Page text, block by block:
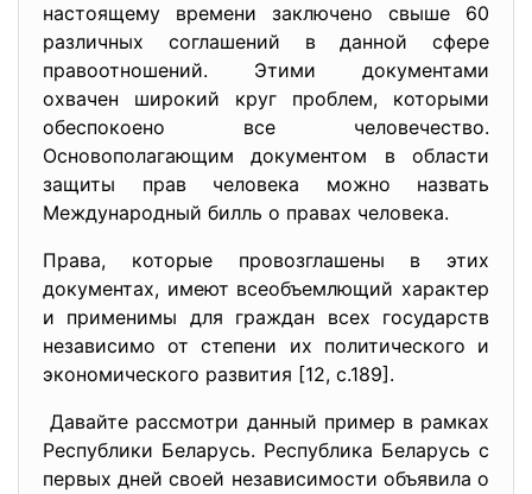
настоящему времени заключено свыше 60
различных соглашений в данной сфере
правоотношений. Этими документами
охвачен широкий круг проблем, которыми
обеспокоено все человечество.
Основополагающим документом в области
защиты прав человека можно назвать
Международный билль о правах человека.
Права, которые провозглашены в этих
документах, имеют всеобъемлющий характер
и применимы для граждан всех государств
независимо от степени их политического и
экономического развития [12, с.189].
Давайте рассмотри данный пример в рамках
Республики Беларусь. Республика Беларусь с
первых дней своей независимости объявила о